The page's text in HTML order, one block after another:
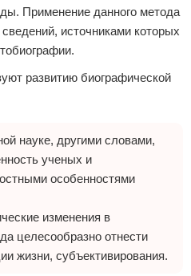
Применение данного метода
источниками которых
развитию биографической
науке, другими словами,
ученых и
особенностями
изменения в
целесообразно отнести
жизни, субъективирования.